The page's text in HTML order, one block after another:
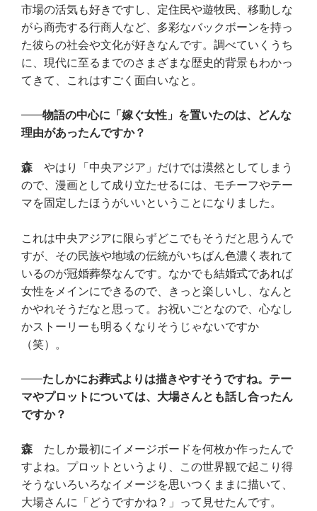
市場の活気も好きですし、定住民や遊牧民、移動しな
がら商売する行商人など、多彩なバックボーンを持っ
た彼らの社会や文化が好きなんです。調べていくうち
に、現代に至るまでのさまざまな歴史的背景もわかっ
てきて、これはすごく面白いなと。
物語の中心に「嫁ぐ女性」を置いたのは、どんな
理由があったんですか？
森 やはり「中央アジア」だけでは漠然としてしまう
ので、漫画として成り立たせるには、モチーフやテー
マを固定したほうがいいということになりました。
これは中央アジアに限らずどこでもそうだと思うんで
すが、その民族や地域の伝統がいちばん色濃く表れて
いるのが冠婚葬祭なんです。なかでも結婚式であれば
女性をメインにできるので、きっと楽しいし、なんと
かやれそうだなと思って。お祝いごとなので、心なし
かストーリーも明るくなりそうじゃないですか
（笑）。
たしかにお葬式よりは描きやすそうですね。テー
マやプロットについては、大場さんとも話し合ったん
ですか？
森 たしか最初にイメージボードを何枚か作ったんで
すよね。プロットというより、この世界観で起こり得
そうないろいろなイメージを思いつくままに描いて、
大場さんに「どうですかね？」って見せたんです。